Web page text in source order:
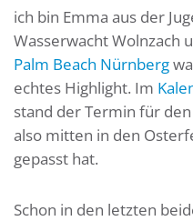
ich bin Emma aus der
Wasserwacht Wolnzach
Palm Beach Nürnberg
echtes Highlight. Im
stand der Termin für
also mitten in den
gepasst hat.
Schon in den letzten